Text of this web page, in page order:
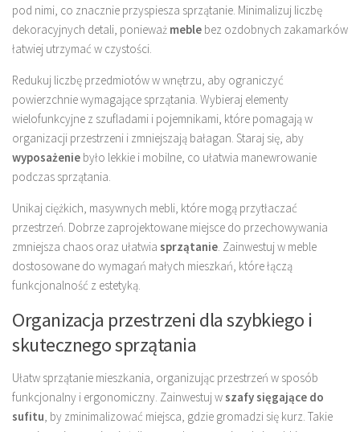
pod nimi, co znacznie przyspiesza sprzątanie. Minimalizuj liczbę
dekoracyjnych detali, ponieważ meble bez ozdobnych zakamarków
łatwiej utrzymać w czystości.
Redukuj liczbę przedmiotów w wnętrzu, aby ograniczyć
powierzchnie wymagające sprzątania. Wybieraj elementy
wielofunkcyjne z szufladami i pojemnikami, które pomagają w
organizacji przestrzeni i zmniejszają bałagan. Staraj się, aby
wyposażenie było lekkie i mobilne, co ułatwia manewrowanie
podczas sprzątania.
Unikaj ciężkich, masywnych mebli, które mogą przytłaczać
przestrzeń. Dobrze zaprojektowane miejsce do przechowywania
zmniejsza chaos oraz ułatwia sprzątanie. Zainwestuj w meble
dostosowane do wymagań małych mieszkań, które łączą
funkcjonalność z estetyką.
Organizacja przestrzeni dla szybkiego i
skutecznego sprzątania
Ułatw sprzątanie mieszkania, organizując przestrzeń w sposób
funkcjonalny i ergonomiczny. Zainwestuj wszafy sięgające do
sufitu, by zminimalizować miejsca, gdzie gromadzi się kurz. Takie